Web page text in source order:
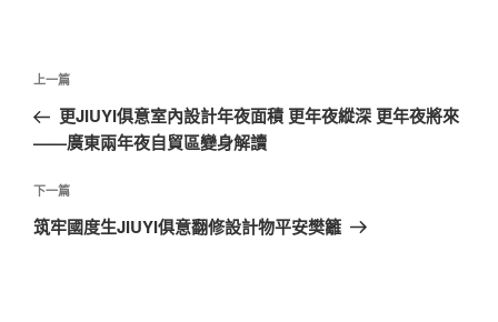
文
導
上
一
章
上一篇
更JIUYI俱意室內設計年夜面積 更年夜縱深 更年夜將來
——廣東兩年夜自貿區變身解讀
下
一
下一篇
筑牢國度生JIUYI俱意翻修設計物平安樊籬